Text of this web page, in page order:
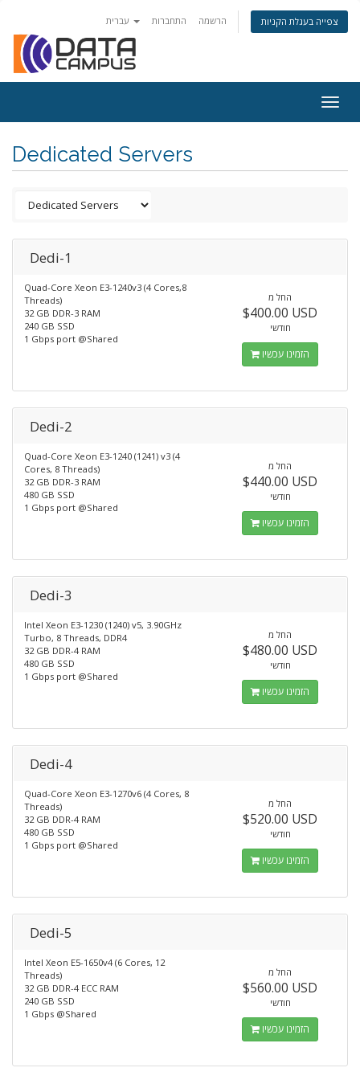
התחברות הרשמה צפייה בעגלת הקניות
Dedicated Servers
Dedi-1
Quad-Core Xeon E3-1240v3 (4 Cores,8
Threads)
32 GB DDR-3 RAM
240 GB SSD
1 Gbps port @Shared
החל מ
$400.00 USD
חודשי
הזמינו עכשיו
Dedi-2
Quad-Core Xeon E3-1240 (1241) v3 (4
Cores, 8 Threads)
32 GB DDR-3 RAM
480 GB SSD
1 Gbps port @Shared
החל מ
$440.00 USD
חודשי
הזמינו עכשיו
Dedi-3
Intel Xeon E3-1230 (1240) v5, 3.90GHz
Turbo, 8 Threads, DDR4
32 GB DDR-4 RAM
480 GB SSD
1 Gbps port @Shared
החל מ
$480.00 USD
חודשי
הזמינו עכשיו
Dedi-4
Quad-Core Xeon E3-1270v6 (4 Cores, 8
Threads)
32 GB DDR-4 RAM
480 GB SSD
1 Gbps port @Shared
החל מ
$520.00 USD
חודשי
הזמינו עכשיו
Dedi-5
Intel Xeon E5-1650v4 (6 Cores, 12
Threads)
32 GB DDR-4 ECC RAM
240 GB SSD
1 Gbps @Shared
החל מ
$560.00 USD
חודשי
הזמינו עכשיו